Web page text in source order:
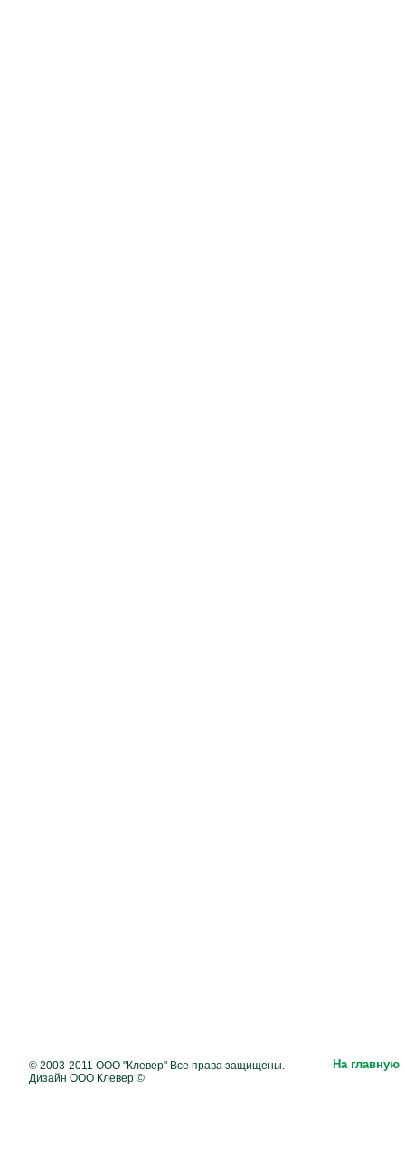
© 2003-2011 ООО "Клевер" Все права защищены.
Дизайн ООО Клевер ©
На главную